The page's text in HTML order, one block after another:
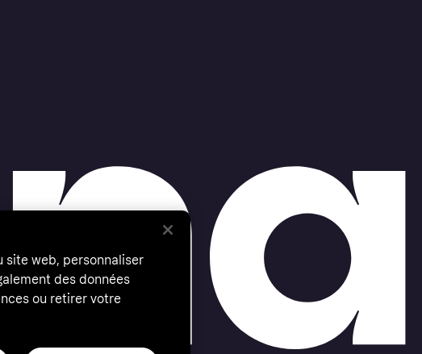
site web, personnaliser
des données
ou retirer votre